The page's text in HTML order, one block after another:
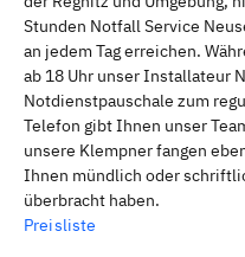
Stunden Notfall Service
an jedem Tag erreichen.
ab 18 Uhr unser Installateur
Notdienstpauschale zum
Telefon gibt Ihnen unser
unsere Klempner fangen
Ihnen mündlich oder
überbracht haben.
Preisliste